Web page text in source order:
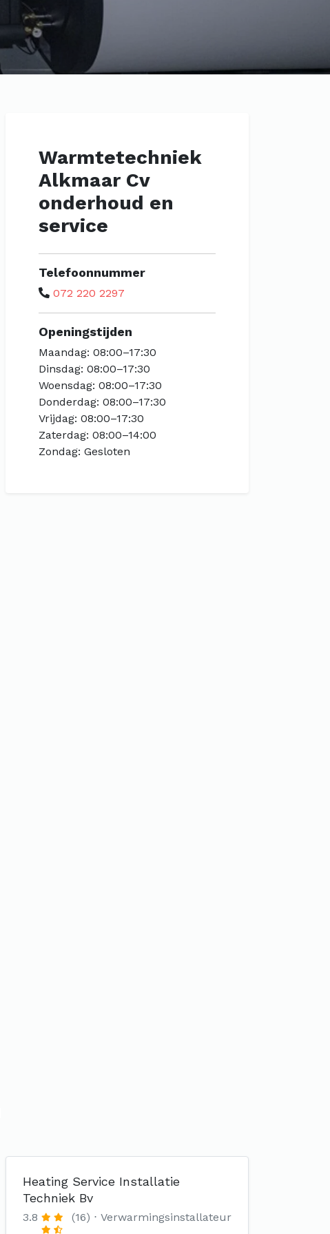
Warmtetechniek
Alkmaar Cv
onderhoud en
service
Telefoonnummer
072 220 2297
Openingstijden
Maandag: 08:00–17:30
Dinsdag: 08:00–17:30
Woensdag: 08:00–17:30
Donderdag: 08:00–17:30
Vrijdag: 08:00–17:30
Zaterdag: 08:00–14:00
Zondag: Gesloten
Heating Service Installatie
Techniek Bv
3.8 (16) Verwarmingsinstallateur